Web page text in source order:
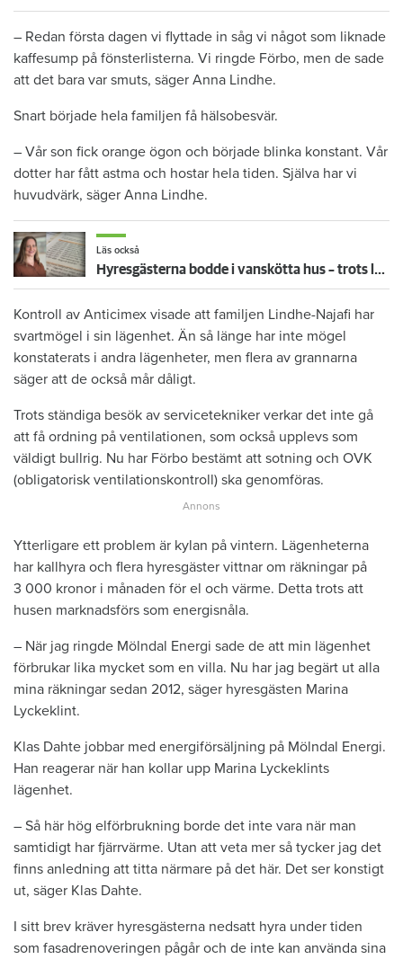
– Redan första dagen vi flyttade in såg vi något som liknade
kaffesump på fönsterlisterna. Vi ringde Förbo, men de sade
att det bara var smuts, säger Anna Lindhe.
Snart började hela familjen få hälsobesvär.
– Vår son fick orange ögon och började blinka konstant. Vår
dotter har fått astma och hostar hela tiden. Själva har vi
huvudvärk, säger Anna Lindhe.
Läs också
Hyresgästerna bodde i vanskötta hus – trots larm inifrån kommunen: "Har följt rutinerna"
Kontroll av Anticimex visade att familjen Lindhe-Najafi har
svartmögel i sin lägenhet. Än så länge har inte mögel
konstaterats i andra lägenheter, men flera av grannarna
säger att de också mår dåligt.
Trots ständiga besök av servicetekniker verkar det inte gå
att få ordning på ventilationen, som också upplevs som
väldigt bullrig. Nu har Förbo bestämt att sotning och OVK
(obligatorisk ventilationskontroll) ska genomföras.
Ytterligare ett problem är kylan på vintern. Lägenheterna
har kallhyra och flera hyresgäster vittnar om räkningar på
3 000 kronor i månaden för el och värme. Detta trots att
husen marknadsförs som energisnåla.
– När jag ringde Mölndal Energi sade de att min lägenhet
förbrukar lika mycket som en villa. Nu har jag begärt ut alla
mina räkningar sedan 2012, säger hyresgästen Marina
Lyckeklint.
Klas Dahte jobbar med energiförsäljning på Mölndal Energi.
Han reagerar när han kollar upp Marina Lyckeklints
lägenhet.
– Så här hög elförbrukning borde det inte vara när man
samtidigt har fjärrvärme. Utan att veta mer så tycker jag det
finns anledning att titta närmare på det här. Det ser konstigt
ut, säger Klas Dahte.
I sitt brev kräver hyresgästerna nedsatt hyra under tiden
som fasadrenoveringen pågår och de inte kan använda sina